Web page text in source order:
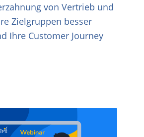
von Vertrieb und
Zielgruppen besser
Ihre Customer Journey